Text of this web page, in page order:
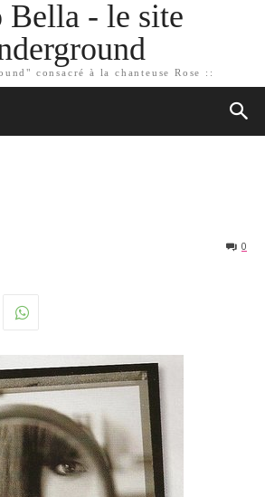
Bella - le site
consacré à la chanteuse Rose ::
0